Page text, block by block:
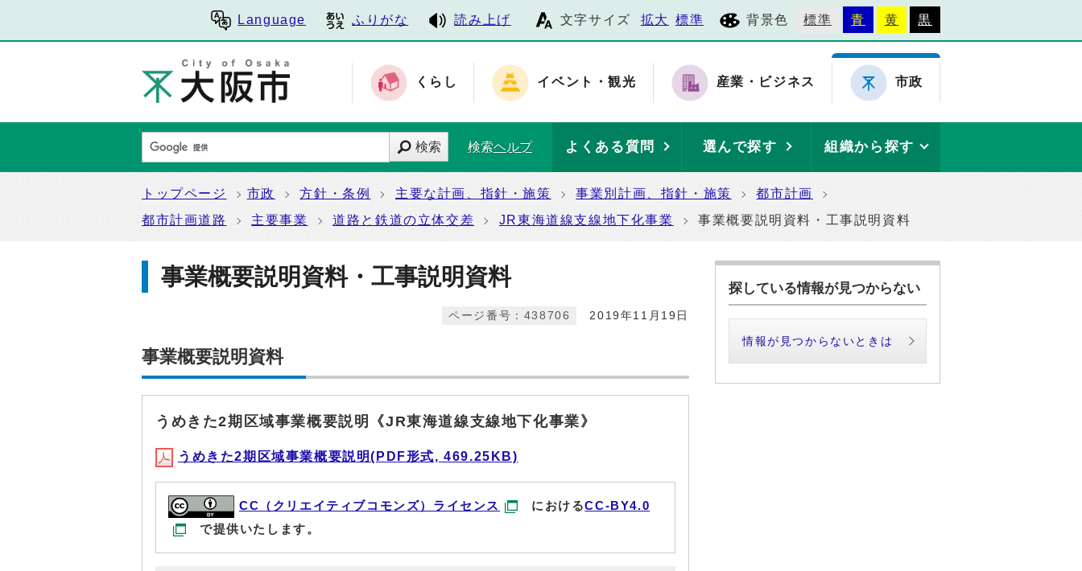
Language ふりがな 読み上げ 文字サイズ 拡大 標準 背景色 標準 青 黄 黒
くらし イベント・観光 産業・ビジネス 市政
検索 検索ヘルプ よくある質問 選んで探す 組織から探す
トップページ 市政 方針・条例 主要な計画、指針・施策 事業別計画、指針・施策
都市計画
都市計画道路
主要事業 道路と鉄道の立体交差 JR東海道線支線地下化事業 事業概要説明資料・工事説明資料
事業概要説明資料・工事説明資料
2019年11月19日
ページ番号：438706
事業概要説明資料
うめきた2期区域事業概要説明《JR東海道線支線地下化事業》
うめきた2期区域事業概要説明(PDF形式, 469.25KB)
CC（クリエイティブコモンズ）ライセンス におけるCC-BY4.0
で提供いたします。
探している情報が見つからない
情報が見つからないときは